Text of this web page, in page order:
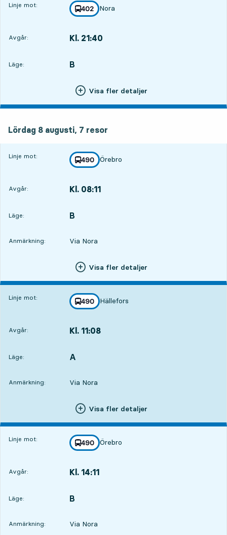
Linje mot: linje
402
mot
Nora
,
Avgår: Kl. 21:40
Läge:
LÄGE, B
,
Visa fler detaljer
Lördag 8 augusti, 7 resor
Linje mot: linje
490
mot
Örebro
,
Avgår: Kl. 08:11
Läge:
LÄGE, B
,
Anmärkning: Via Nora
Visa fler detaljer
Linje mot: linje
490
mot
Hällefors
,
Avgår: Kl. 11:08
Läge:
LÄGE, A
,
Anmärkning: Via Nora
Visa fler detaljer
Linje mot: linje
490
mot
Örebro
,
Avgår: Kl. 14:11
Läge:
LÄGE, B
,
Anmärkning: Via Nora